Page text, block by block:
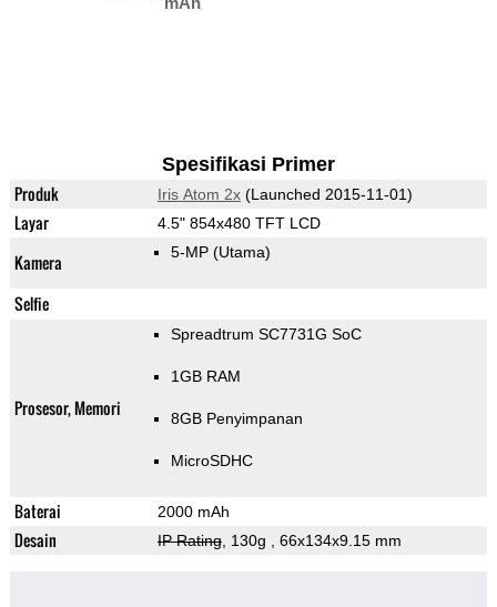
Spesifikasi Primer
Produk Iris Atom 2x(Launched 2015-11-01)
Layar 4.5" 854x480 TFT LCD
Kamera 5-MP (Utama)
Selfie
Prosesor, Memori
Spreadtrum SC7731G SoC
1GB RAM
8GB Penyimpanan
MicroSDHC
Baterai 2000 mAh
Desain IP Rating, 130g , 66x134x9.15 mm